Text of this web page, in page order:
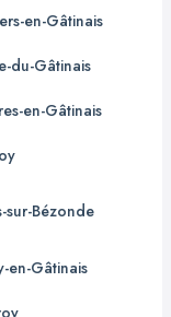
en-Gâtinais
du-Gâtinais
en-Gâtinais
sur-Bézonde
en-Gâtinais